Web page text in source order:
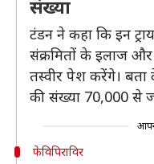
संख्या
टंडन ने कहा कि इन
संक्रमितों के इलाज
तस्वीर पेश करेंगे। बता
की संख्या 70,000 से
फेविपिराविर